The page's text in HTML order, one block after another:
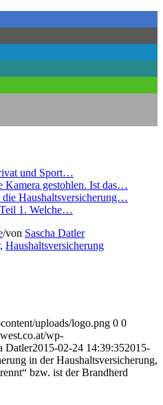
und Sport…
Kamera gestohlen. Ist das…
die Haushaltsversicherung…
1. Welche…
/von Sascha Datler
, Haushaltsversicherung
uploads/logo.png 0 0
wp-
Datler2015-02-24 14:39:352015-
in der Haushaltsversicherung,
bzw. ist der Brandherd